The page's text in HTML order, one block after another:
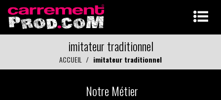
imitateur traditionnel
ACCUEIL imitateur traditionnel
Notre Métier